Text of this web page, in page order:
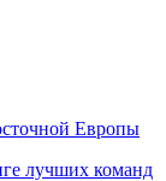
Европы
лучших команд